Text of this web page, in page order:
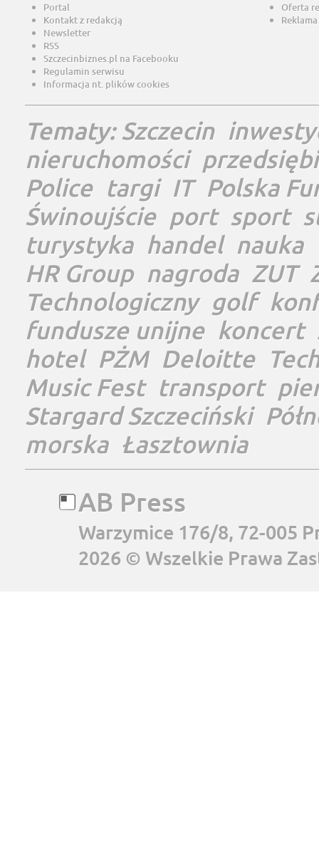
Portal
Kontakt z redakcją
Newsletter
RSS
Szczecinbiznes.pl na Facebooku
Regulamin serwisu
Informacja nt. plików cookies
Oferta
Tematy:Szczecin
nieruchomości
Police targi IT Polska
Świnoujście port sport
turystyka handel nauka
HR Group nagroda ZUT
Technologiczny golf
fundusze unijne koncert
hotel PŻM Deloitte
Music Fest transport
Stargard Szczeciński
morska Łasztownia
AB Press
Warzymice 176/8, 72-005
2026 © Wszelkie Prawa